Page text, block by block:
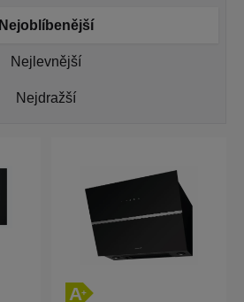
Nejoblíbenější
Nejlevnější
Nejdražší